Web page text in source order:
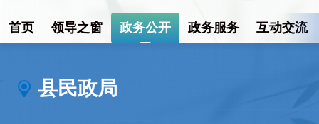
首页 领导之窗 政务公开 政务服务 互动交流
县民政局